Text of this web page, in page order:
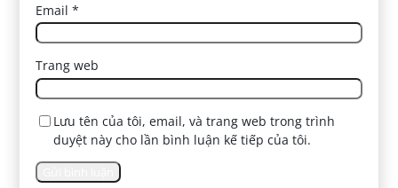
Email*
Trang web
Lưu tên của tôi, email, và trang web trong trình
duyệt này cho lần bình luận kế tiếp của tôi.